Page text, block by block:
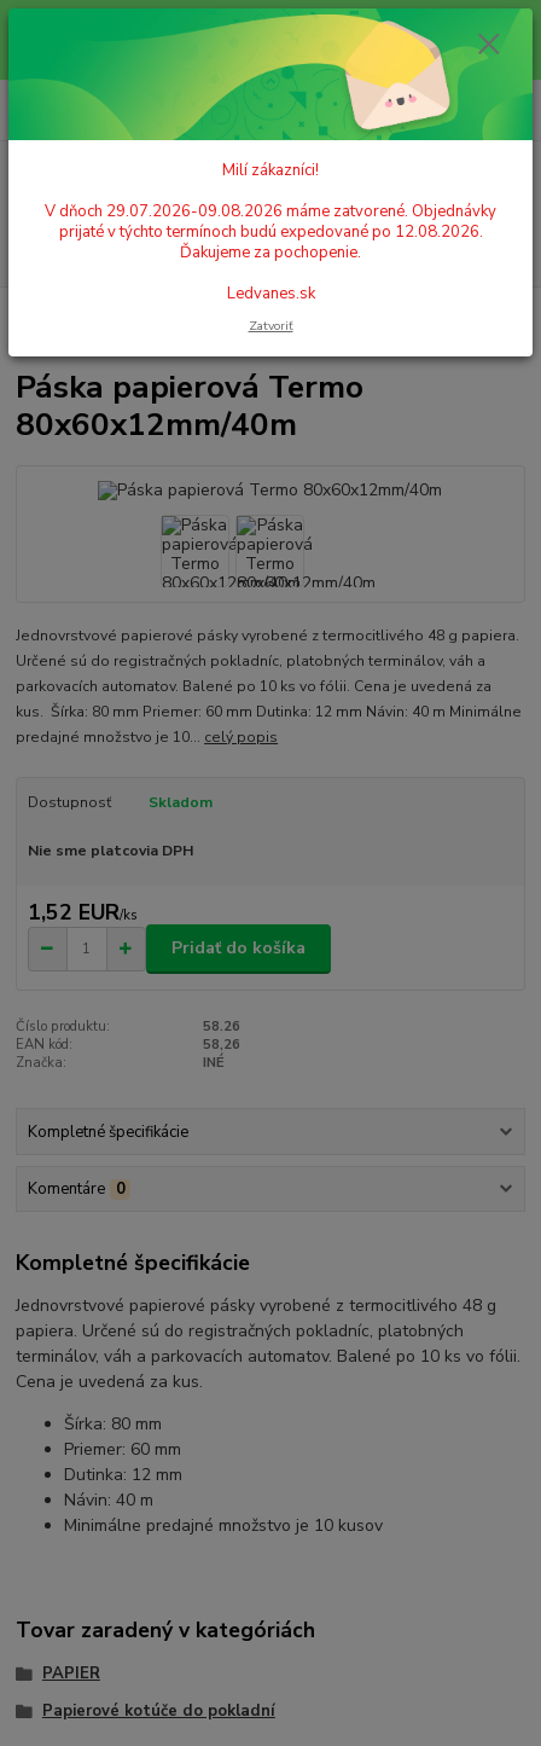
Milí zákazníci! V dňoch 29.07.2026-09.08.2026 máme zatvorené.
Objednávky prijaté v týchto termínoch budú expedované po 12.08.2026.
Ďakujeme za pochopenie. Ledvanes.sk
+421 908 755 958
Po. - Pia. od 9:00 hod. - 16:00 hod.
za0,00 EUR
Páska papierová Termo
80x60x12mm/40m
Jednovrstvové papierové pásky vyrobené z termocitlivého 48 g papiera.
Určené sú do registračných pokladníc, platobných terminálov, váh a
parkovacích automatov. Balené po 10 ks vo fólii. Cena je uvedená za
kus. Šírka: 80 mm Priemer: 60 mm Dutinka: 12 mm Návin: 40 m Minimálne
predajné množstvo je 10... celý popis
Dostupnosť Skladom
Nie sme platcovia DPH
1,52 EUR/ks
Pridať do košíka
Číslo produktu:
58.26
EAN kód:
58,26
Značka:
INÉ
Kompletné špecifikácie
Komentáre 0
Kompletné špecifikácie
Jednovrstvové papierové pásky vyrobené z termocitlivého 48 g
papiera. Určené sú do registračných pokladníc, platobných
terminálov, váh a parkovacích automatov. Balené po 10 ks vo fólii.
Cena je uvedená za kus.
Šírka: 80 mm
Priemer: 60 mm
Dutinka: 12 mm
Návin: 40 m
Minimálne predajné množstvo je 10 kusov
Tovar zaradený v kategóriách
PAPIER
Papierové kotúče do pokladní
Milí zákazníci!
V dňoch 29.07.2026-09.08.2026 máme zatvorené. Objednávky
prijaté v týchto termínoch budú expedované po 12.08.2026.
Ďakujeme za pochopenie.
Ledvanes.sk
Zatvoriť